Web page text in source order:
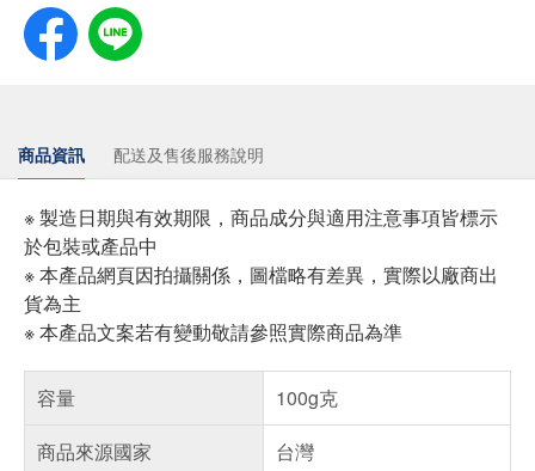
商品資訊 配送及售後服務說明
※ 製造日期與有效期限，商品成分與適用注意事項皆標示
於包裝或產品中
※ 本產品網頁因拍攝關係，圖檔略有差異，實際以廠商出
貨為主
※ 本產品文案若有變動敬請參照實際商品為準
容量
100g克
商品來源國家
台灣